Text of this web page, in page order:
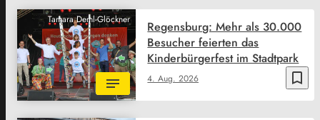
Tamara Deml-Glöckner
bookmark_border
4. Aug. 2026
Regensburg: Mehr als 30.000
Besucher feierten das
Kinderbürgerfest im Stadtpark